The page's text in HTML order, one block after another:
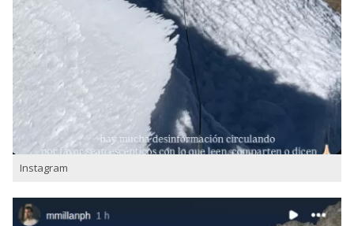
Instagram